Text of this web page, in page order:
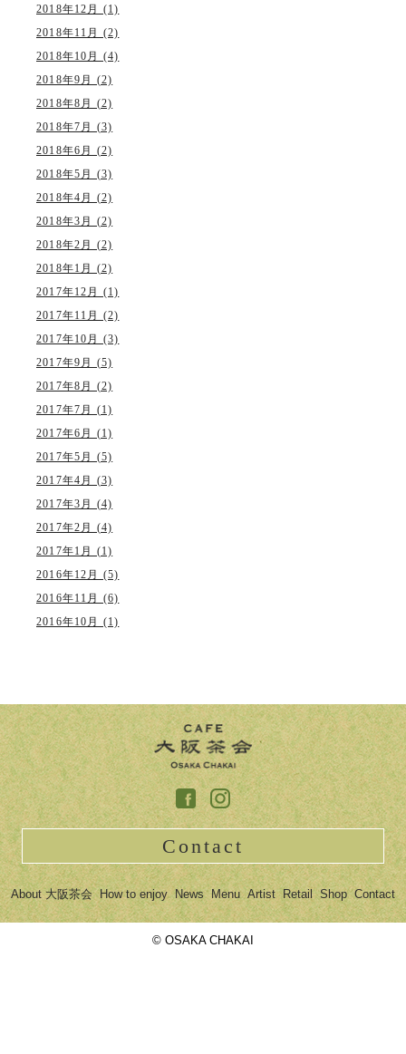
2018年12月 (1)
2018年11月 (2)
2018年10月 (4)
2018年9月 (2)
2018年8月 (2)
2018年7月 (3)
2018年6月 (2)
2018年5月 (3)
2018年4月 (2)
2018年3月 (2)
2018年2月 (2)
2018年1月 (2)
2017年12月 (1)
2017年11月 (2)
2017年10月 (3)
2017年9月 (5)
2017年8月 (2)
2017年7月 (1)
2017年6月 (1)
2017年5月 (5)
2017年4月 (3)
2017年3月 (4)
2017年2月 (4)
2017年1月 (1)
2016年12月 (5)
2016年11月 (6)
2016年10月 (1)
Contact
About 大阪茶会 How to enjoy News Menu Artist Retail Shop Contact
© OSAKA CHAKAI